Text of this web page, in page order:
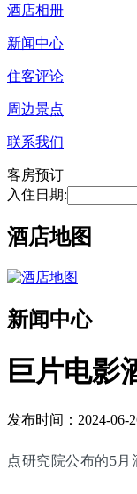
酒店相册
新闻中心
住客评论
周边景点
联系我们
客房预订
入住日期:
酒店地图
新闻中心
巨片电影
发布时间：2024-06-
点研究院公布的5